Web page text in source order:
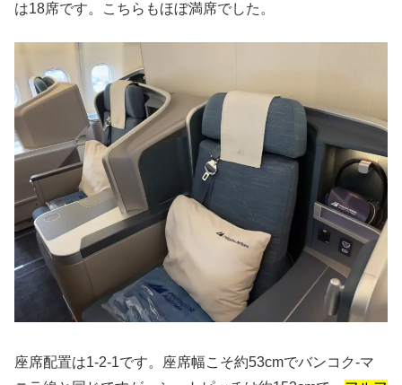
は18席です。こちらもほぼ満席でした。
座席配置は1-2-1です。座席幅こそ約53cmでバンコク-マ